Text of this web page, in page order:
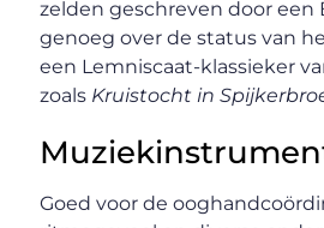
zelden geschreven door een
genoeg over de status van
een Lemniscaat-klassieker
zoals Kruistocht in
Goed voor de